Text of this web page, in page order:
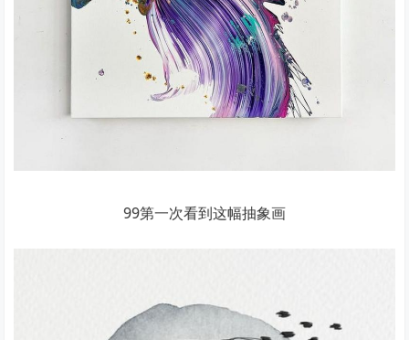
99第一次看到这幅抽象画